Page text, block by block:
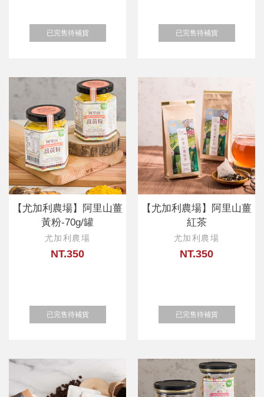
已完售待補貨 已完售待補貨
【尤加利農場】阿里山薑
黃粉-70g/罐
尤加利農場
NT.350
已完售待補貨
【尤加利農場】阿里山薑
紅茶
尤加利農場
NT.350
已完售待補貨